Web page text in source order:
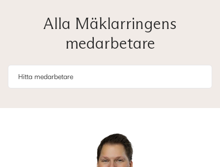
Alla Mäklarringens
medarbetare